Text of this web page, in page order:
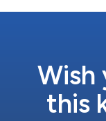
Wish
this